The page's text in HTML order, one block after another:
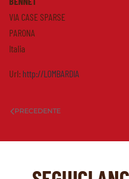
VIA CASE SPARSE
PARONA
Italia
Url: http://LOMBARDIA
PRECEDENTE